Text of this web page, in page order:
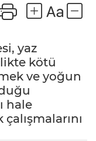
yaz
kötü
ve yoğun
hale